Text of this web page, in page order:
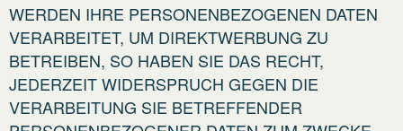
WERDEN IHRE PERSONENBEZOGENEN DATEN
VERARBEITET, UM DIREKTWERBUNG ZU
BETREIBEN, SO HABEN SIE DAS RECHT,
JEDERZEIT WIDERSPRUCH GEGEN DIE
VERARBEITUNG SIE BETREFFENDER